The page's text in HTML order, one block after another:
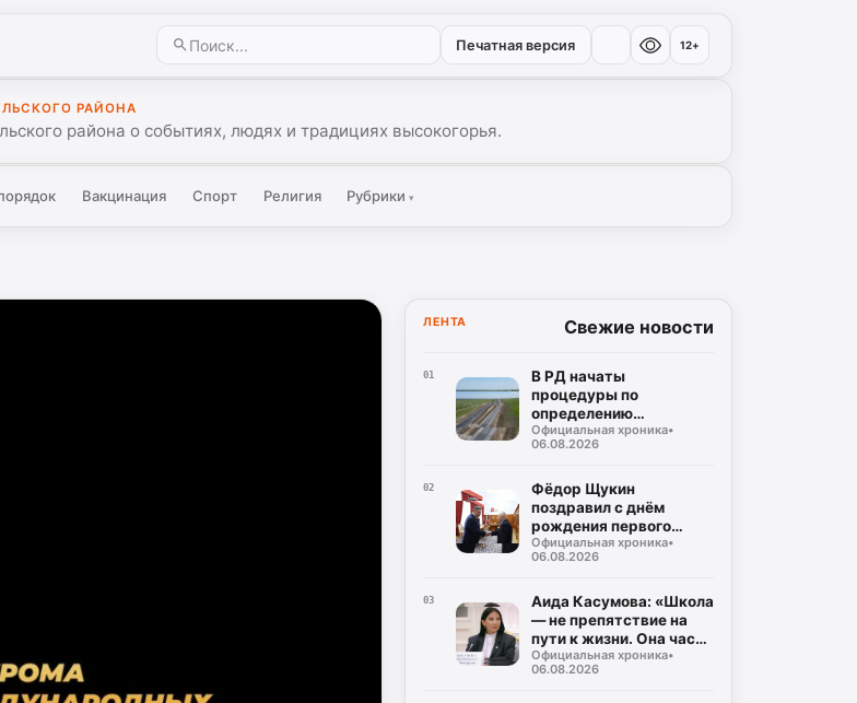
Печатная версия 12+
РАЙОНА
района о событиях, людях и традициях высокогорья.
Вакцинация Спорт Религия Рубрики▾
ЛЕНТА Свежие новости
01
В РД начаты
процедуры по
определению
подрядчика для
строительства
Махачкалы
Официальная хроника•
06.08.2026
02
Фёдор Щукин
поздравил с днём
рождения первого
президента РД Муху
Алиева
Официальная хроника•
06.08.2026
03
Аида Касумова: «Школа
— не препятствие на
пути к жизни. Она часть
подготовки к этой
жизни»
Официальная хроника•
06.08.2026